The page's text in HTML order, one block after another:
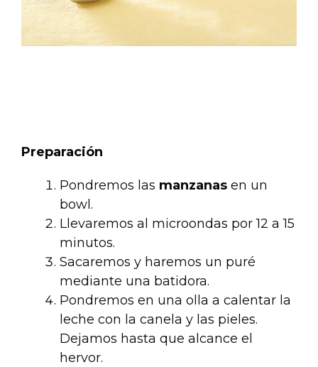
Preparación
Pondremos las manzanas en un
bowl.
Llevaremos al microondas por 12 a 15
minutos.
Sacaremos y haremos un puré
mediante una batidora.
Pondremos en una olla a calentar la
leche con la canela y las pieles.
Dejamos hasta que alcance el
hervor.